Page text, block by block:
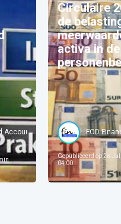
Accountants
Circulaire
de
activa in de
FOD
Gepubliceerd op26 Jul
04:00